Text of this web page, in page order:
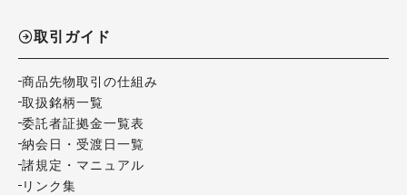
取引ガイド
商品先物取引の仕組み
取扱銘柄一覧
委託者証拠金一覧表
納会日・受渡日一覧
諸規定・マニュアル
リンク集